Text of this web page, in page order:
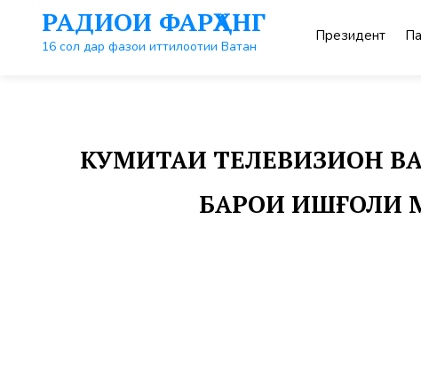
контенту
РАДИОИ ФАРҲАНГ
16 сол дар фазои иттилоотии Ватан
Президент
КУМИТАИ ТЕЛЕВИЗИОН
БАРОИ ИШҒОЛИ